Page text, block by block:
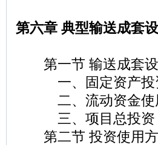
第六章 典型输送成套
第一节 输送成套设
一、固定资产投
二、流动资金使
三、项目总投资
第二节 投资使用